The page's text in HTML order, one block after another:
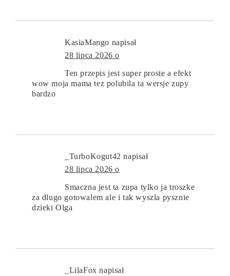
KasiaMango napisał
28 lipca 2026 o
Ten przepis jest super proste a efekt
wow moja mama tez polubila ta wersje zupy
bardzo
_TurboKogut42 napisał
28 lipca 2026 o
Smaczna jest ta zupa tylko ja troszke
za dlugo gotowalem ale i tak wyszla pysznie
dzieki Olga
_LilaFox napisał